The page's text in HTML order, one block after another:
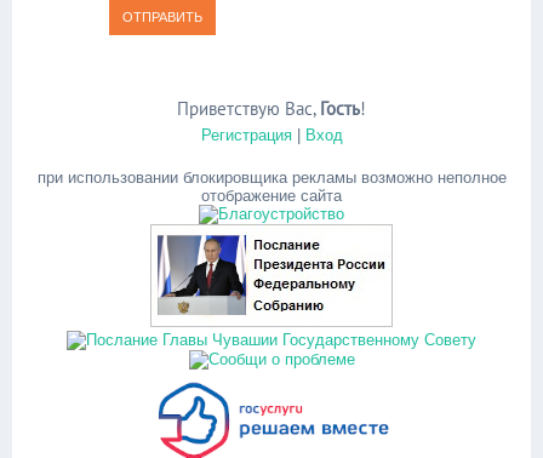
ОТПРАВИТЬ
Приветствую Вас, Гость!
Регистрация| Вход
при использовании блокировщика рекламы возможно неполное
отображение сайта